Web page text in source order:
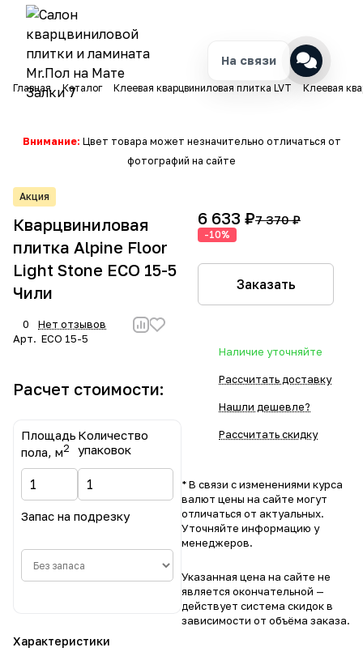
Главная Каталог Клеевая кварцвиниловая плитка LVT Клеевая
Внимание: Цвет товара может незначительно отличаться от
фотографий на сайте
Акция
Кварцвиниловая
плитка Alpine Floor
Light Stone ECO 15-5
Чили
0
Нет отзывов
Арт. ECO 15-5
Расчет стоимости:
Площадь
пола, м2
Количество
упаковок
Запас на подрезку
Характеристики
6 633 ₽7 370 ₽
-10%
Заказать
Наличие уточняйте
Рассчитать доставку
Нашли дешевле?
Рассчитать скидку
* В связи с изменениями курса
валют цены на сайте могут
отличаться от актуальных.
Уточняйте информацию у
менеджеров.
Указанная цена на сайте не
является окончательной —
действует система скидок в
зависимости от объёма заказа.
На связи